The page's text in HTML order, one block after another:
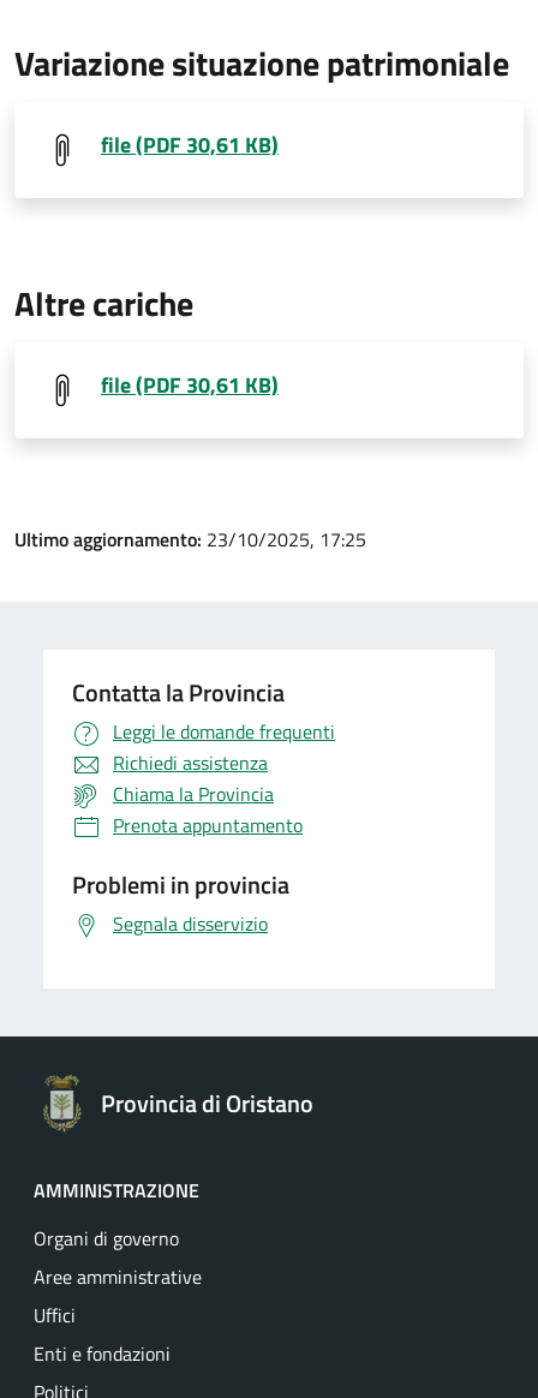
Variazione situazione patrimoniale
file (PDF 30,61 KB)
Altre cariche
file (PDF 30,61 KB)
Ultimo aggiornamento: 23/10/2025, 17:25
Contatta la Provincia
Leggi le domande frequenti
Richiedi assistenza
Chiama la Provincia
Prenota appuntamento
Problemi in provincia
Segnala disservizio
Provincia di Oristano
AMMINISTRAZIONE
Organi di governo
Aree amministrative
Uffici
Enti e fondazioni